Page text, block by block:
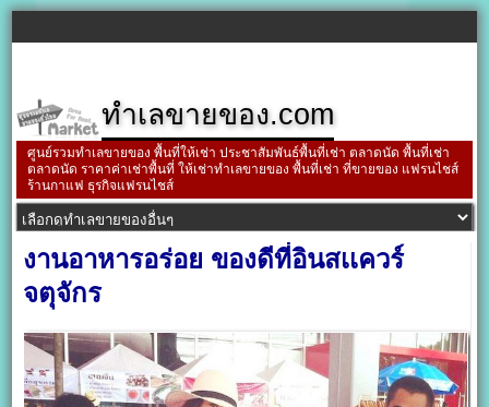
ทำเลขายของ.com
ศูนย์รวมทำเลขายของ พื้นที่ให้เช่า ประชาสัมพันธ์พื้นที่เช่า ตลาดนัด พื้นที่เช่า
ตลาดนัด ราคาค่าเช่าพื้นที่ ให้เช่าทำเลขายของ พื้นที่เช่า ที่ขายของ แฟรนไชส์
ร้านกาแฟ ธุรกิจแฟรนไชส์
งานอาหารอร่อย ของดีที่อินสเเควร์
จตุจักร